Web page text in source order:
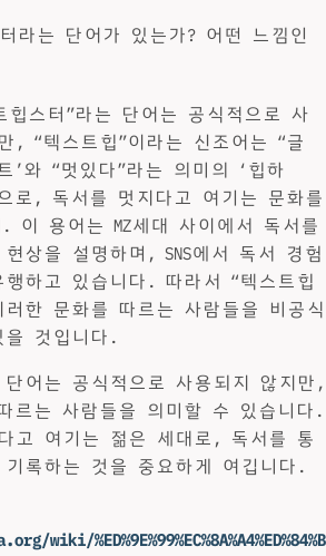
라는 단어가 있는가? 어떤 느낌인
힙스터”라는 단어는 공식적으로 사
, “텍스트힙”이라는 신조어는 “글
’와 “멋있다”라는 의미의 ‘힙하
로, 독서를 멋지다고 여기는 문화를
용어는 MZ세대 사이에서 독서를
상을 설명하며, SNS에서 독서 경험
하고 있습니다. 따라서 “텍스트힙
러한 문화를 따르는 사람들을 비공식
것입니다.
단어는 공식적으로 사용되지 않지만,
르는 사람들을 의미할 수 있습니다.
고 여기는 젊은 세대로, 독서를 통
록하는 것을 중요하게 여깁니다.
%ED%9E%99%EC%8A%A4%ED%84%B